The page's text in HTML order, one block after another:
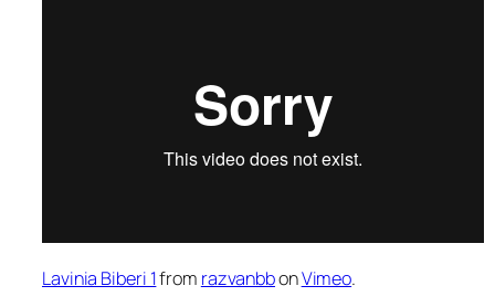
Lavinia Biberi 1from razvanbbonVimeo.